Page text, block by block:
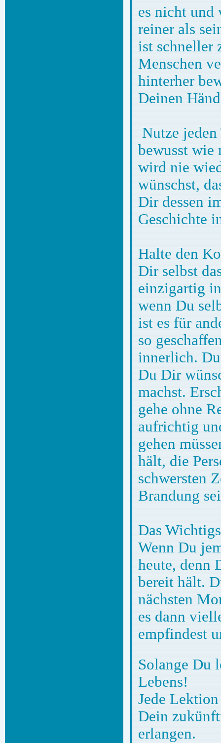
es nicht und
reiner als
ist schneller
Menschen
hinterher
Deinen
Nutze
bewusst wie
wird nie
wünschst,
Dir dessen
Geschichte
Halte den
Dir selbst
einzigartig
wenn Du
ist es für
so
innerlich. Du
Du Dir
machst.
gehe ohne
aufrichtig
gehen
hält, die
schwersten
Brandung
Das
Wenn Du
heute, denn
bereit hält.
nächsten
es dann
empfindest
Solange Du
Lebens!
Jede
Dein
erlangen.